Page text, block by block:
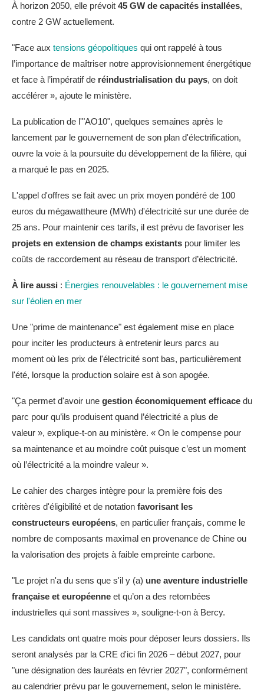
À horizon 2050, elle prévoit 45 GW de capacités installées,
contre 2 GW actuellement.
"Face aux tensions géopolitiques qui ont rappelé à tous
l’importance de maîtriser notre approvisionnement énergétique
et face à l’impératif de réindustrialisation du pays, on doit
accélérer », ajoute le ministère.
La publication de l'"AO10", quelques semaines après le
lancement par le gouvernement de son plan d'électrification,
ouvre la voie à la poursuite du développement de la filière, qui
a marqué le pas en 2025.
L'appel d'offres se fait avec un prix moyen pondéré de 100
euros du mégawattheure (MWh) d'électricité sur une durée de
25 ans. Pour maintenir ces tarifs, il est prévu de favoriser les
projets en extension de champs existants pour limiter les
coûts de raccordement au réseau de transport d’électricité.
À lire aussi : Énergies renouvelables : le gouvernement mise
sur l'éolien en mer
Une "prime de maintenance" est également mise en place
pour inciter les producteurs à entretenir leurs parcs au
moment où les prix de l'électricité sont bas, particulièrement
l'été, lorsque la production solaire est à son apogée.
"Ça permet d'avoir une gestion économiquement efficace du
parc pour qu’ils produisent quand l’électricité a plus de
valeur », explique-t-on au ministère. « On le compense pour
sa maintenance et au moindre coût puisque c’est un moment
où l’électricité a la moindre valeur ».
Le cahier des charges intègre pour la première fois des
critères d'éligibilité et de notation favorisant les
constructeurs européens, en particulier français, comme le
nombre de composants maximal en provenance de Chine ou
la valorisation des projets à faible empreinte carbone.
"Le projet n'a du sens que s'il y (a) une aventure industrielle
française et européenne et qu’on a des retombées
industrielles qui sont massives », souligne-t-on à Bercy.
Les candidats ont quatre mois pour déposer leurs dossiers. Ils
seront analysés par la CRE d'ici fin 2026 – début 2027, pour
"une désignation des lauréats en février 2027", conformément
au calendrier prévu par le gouvernement, selon le ministère.